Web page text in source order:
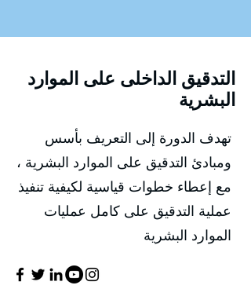
التدقيق الداخلى على الموارد
البشرية
تهدف الدورة إلى التعريف بأسس
ومبادئ التدقيق على الموارد البشرية ،
مع إعطاء خطوات قياسية لكيفية تنفيذ
عملية التدقيق على كامل عمليات
الموارد البشرية